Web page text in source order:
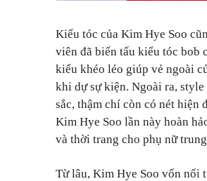
Kiểu tóc của Kim Hye Soo
viên đã biến tấu kiểu tóc bob
kiểu khéo léo giúp vẻ ngoài
khi dự sự kiện. Ngoài ra,
sắc, thậm chí còn có nét hiện
Kim Hye Soo lần này hoàn
và thời trang cho phụ nữ
Từ lâu, Kim Hye Soo vốn nổi